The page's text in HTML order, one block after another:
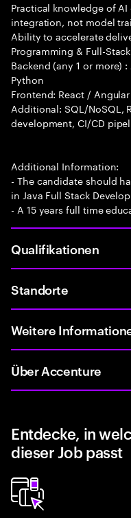
Practical knowledge of
integration, not model
Ability to accelerate
Programming & Full-
Backend (any 1 or more)
Python
Frontend: React /
Additional: SQL/NoSQL,
development, CI/CD
Additional Information:
- The candidate should
in Java Full Stack
- A 15 years full time
Qualifikationen
Standorte
Weitere
Über Accenture
Entdecke, in
dieser Job passt